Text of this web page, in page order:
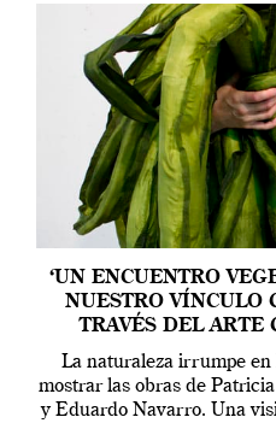
‘UN ENCUENTRO
NUESTRO VÍNCULO
TRAVÉS DEL ARTE
La naturaleza irrumpe
mostrar las obras de
y Eduardo Navarro. Una